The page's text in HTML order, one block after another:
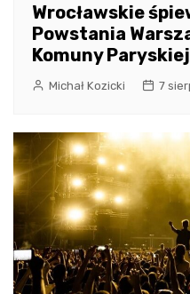
Wrocławskie
Powstania
Komuny Paryskiej
Michał Kozicki 7